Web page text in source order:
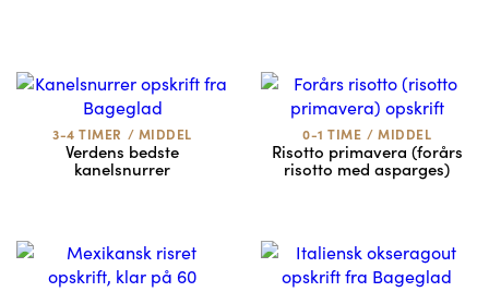
3-4 TIMER / MIDDEL
Verdens bedste
kanelsnurrer
0-1 TIME / MIDDEL
Risotto primavera (forårs
risotto med asparges)